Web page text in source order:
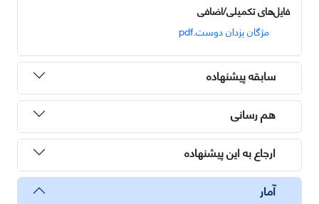
فایل‌های تکمیلی/اضافی
مژگان یزدان دوست.pdf
سابقه پیشنهاده
هم رسانی
ارجاع به این پیشنهاده
آمار